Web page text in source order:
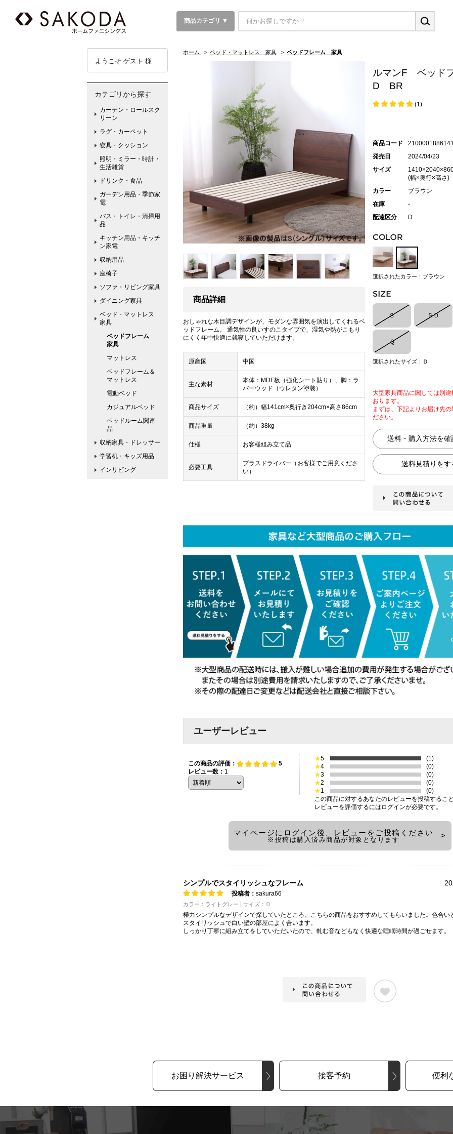
商品カテゴリ ▼
ホーム > ベッド・マットレス 家具 > ベッドフレーム 家具
商品詳細
おしゃれな木目調デザインが、モダンな雰囲気を演出してくれるベ
ッドフレーム。 通気性の良いすのこタイプで、湿気や熱がこもり
にくく年中快適に就寝していただけます。
原産国 中国
主な素材
本体：MDF板（強化シート貼り）、脚：ラ
バーウッド（ウレタン塗装）
商品サイズ （約）幅141cm×奥行き204cm×高さ86cm
商品重量 （約）38kg
仕様 お客様組み立て品
必要工具
プラスドライバー（お客様でご用意くださ
い）
ルマンF ベッド
D BR
(1)
商品コード
2100001886141
発売日
2024/04/23
サイズ
(幅×奥行×高さ)
カラー
ブラウン
在庫
-
配達区分
D
選択されたカラー：ブラウン
Ｓ ＳＤ
Ｑ
選択されたサイズ：Ｄ
大型家具商品に関しては別
おります。
まずは、下記よりお届け先の
ださい。
ユーザーレビュー
この商品の評価：
5
レビュー数： 1
★5
(1)
★4
(0)
★3
(0)
★2
(0)
★1
(0)
この商品に対するあなたのレビューを投稿するこ
レビューを評価するには ログインが必要です。
マイページにログイン後、レビューをご投稿ください
※投稿は購入済み商品が対象となります
シンプルでスタイリッシュなフレーム
投稿者： sakura66
カラー：ライトグレー | サイズ：Ｄ
極力シンプルなデザインで探していたところ、こちらの商品をおすすめしてもらいました。色合い
スタイリッシュで白い壁の部屋によく合います。
しっかり丁寧に組み立てをしていただいたので、軋む音などもなく快適な睡眠時間が過ごせます。
ようこそ ゲスト 様
カテゴリから探す
カーテン・ロールスク
リーン
ラグ・カーペット
寝具・クッション
照明・ミラー・時計・
生活雑貨
ドリンク・食品
ガーデン用品・季節家
電
バス・トイレ・清掃用
品
キッチン用品・キッチ
ン家電
収納用品
座椅子
ソファ・リビング家具
ダイニング家具
ベッド・マットレス
家具
ベッドフレーム
家具
マットレス
ベッドフレーム＆
マットレス
電動ベッド
カジュアルベッド
ベッドルーム関連
品
収納家具・ドレッサー
学習机・キッズ用品
インリビング
お困り解決サービス 接客予約 便利